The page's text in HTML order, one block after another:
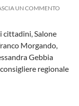
UN COMMENTO
cittadini, Salone
Morgando,
Gebbia
regionale